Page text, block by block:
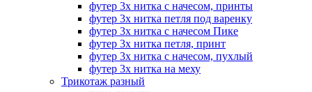
футер 3х нитка с начесом, принты
футер 3х нитка петля под варенку
футер 3х нитка с начесом Пике
футер 3х нитка петля, принт
футер 3х нитка с начесом, пухлый
футер 3х нитка на меху
Трикотаж разный